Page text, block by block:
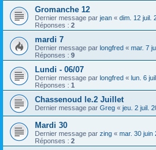
Gromanche 12
Dernier message par jean « dim. 12 juil.
Réponses : 2
mardi 7
Dernier message par longfred « mar. 7
Réponses : 9
Lundi - 06/07
Dernier message par longfred « lun. 6
Réponses : 1
Chassenoud le.2 Juillet
Dernier message par Greg « jeu. 2 juil.
Mardi 30
Dernier message par zing « mar. 30 juin
Réponses : 2